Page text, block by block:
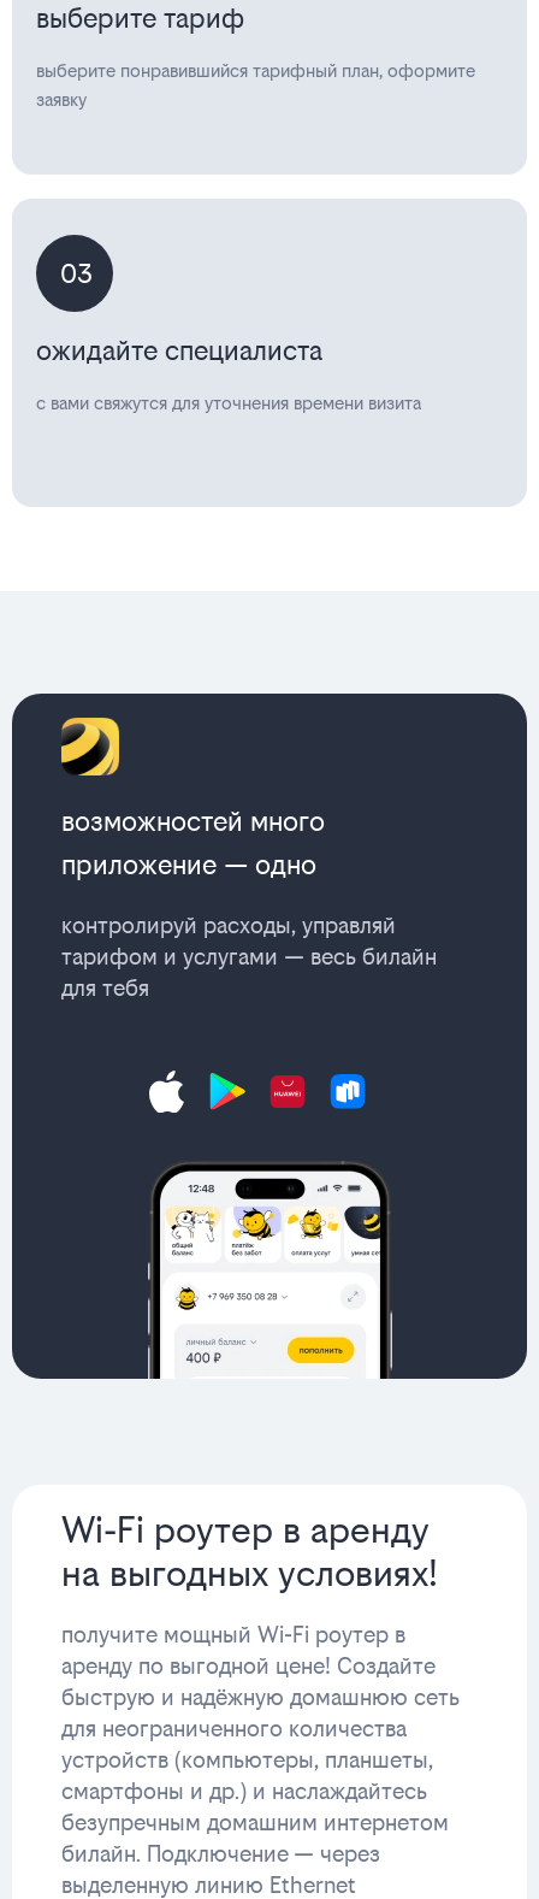
выберите тариф
выберите понравившийся тарифный план, оформите
заявку
03
ожидайте специалиста
с вами свяжутся для уточнения времени визита
возможностей много
приложение — одно
контролируй расходы, управляй
тарифом и услугами — весь билайн
для тебя
Wi-Fi роутер в аренду
на выгодных условиях!
получите мощный Wi-Fi роутер в
аренду по выгодной цене! Создайте
быструю и надёжную домашнюю сеть
для неограниченного количества
устройств (компьютеры, планшеты,
смартфоны и др.) и наслаждайтесь
безупречным домашним интернетом
билайн. Подключение — через
выделенную линию Ethernet